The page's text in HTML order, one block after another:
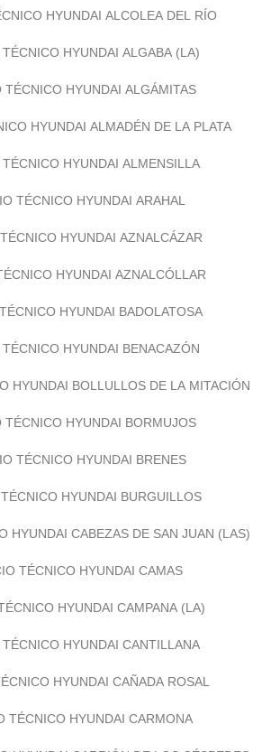
HYUNDAI ALCOLEA DEL RÍO
HYUNDAI ALGABA (LA)
TÉCNICO HYUNDAI ALGÁMITAS
HYUNDAI ALMADÉN DE LA PLATA
TÉCNICO HYUNDAI ALMENSILLA
TÉCNICO HYUNDAI ARAHAL
HYUNDAI AZNALCÁZAR
HYUNDAI AZNALCÓLLAR
HYUNDAI BADOLATOSA
HYUNDAI BENACAZÓN
HYUNDAI BOLLULLOS DE LA MITACIÓN
TÉCNICO HYUNDAI BORMUJOS
TÉCNICO HYUNDAI BRENES
HYUNDAI BURGUILLOS
HYUNDAI CABEZAS DE SAN JUAN (LAS)
TÉCNICO HYUNDAI CAMAS
HYUNDAI CAMPANA (LA)
TÉCNICO HYUNDAI CANTILLANA
HYUNDAI CAÑADA ROSAL
TÉCNICO HYUNDAI CARMONA